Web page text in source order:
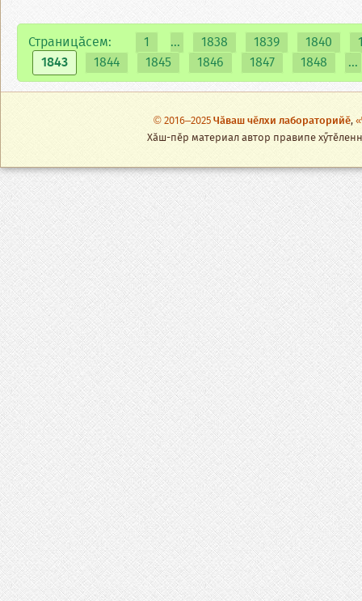
Страницăсем: 1 ... 1838 1839 1840
1843
1844 1845 1846 1847 1848 ...
© 2016–2025Чӑваш чӗлхи лабораторийӗ,
Хӑш-пӗр материал автор правипе